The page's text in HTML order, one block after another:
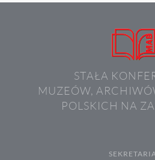
STAŁA
MUZEÓW,
POLSKICH NA